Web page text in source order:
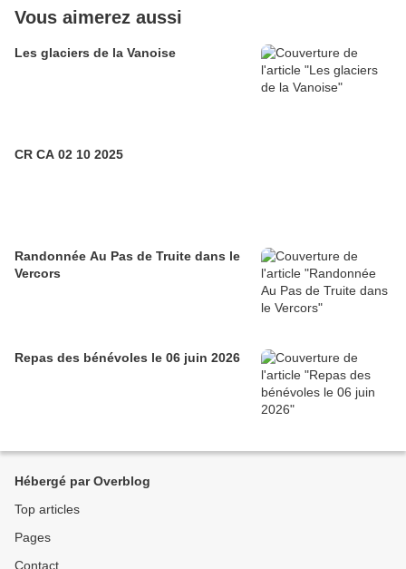
Vous aimerez aussi
Les glaciers de la Vanoise
CR CA 02 10 2025
Randonnée Au Pas de Truite dans le
Vercors
Repas des bénévoles le 06 juin 2026
Hébergé par Overblog
Top articles
Pages
Contact